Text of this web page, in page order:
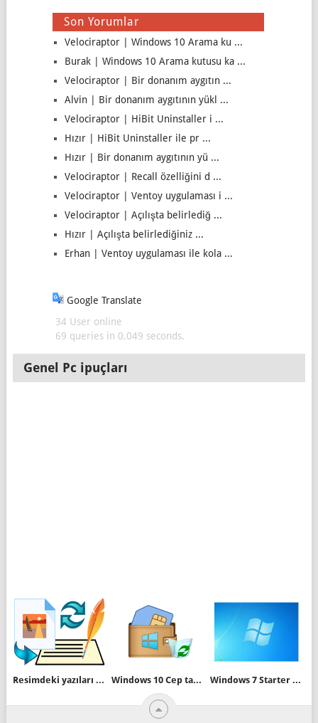
Son Yorumlar
Velociraptor | Windows 10 Arama ku ...
Burak | Windows 10 Arama kutusu ka ...
Velociraptor | Bir donanım aygıtın ...
Alvin | Bir donanım aygıtının yükl ...
Velociraptor | HiBit Uninstaller i ...
Hızır | HiBit Uninstaller ile pr ...
Hızır | Bir donanım aygıtının yü ...
Velociraptor | Recall özelliğini d ...
Velociraptor | Ventoy uygulaması i ...
Velociraptor | Açılışta belirlediğ ...
Hızır | Açılışta belirlediğiniz ...
Erhan | Ventoy uygulaması ile kola ...
Google Translate
34 User online
69 queries in 0,049 seconds.
Genel Pc ipuçları
Resimdeki yazıları kolayca Metne dönüştürün Windows 10 Cep tarifeleri uygulamasını kaldıralım Windows 7 Starter sürümünde duvar kağıdı değişikliği